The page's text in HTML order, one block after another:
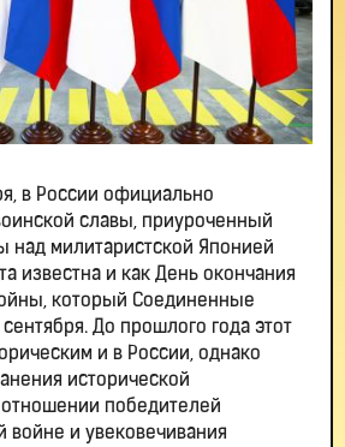
в России официально
славы, приуроченный
над милитаристской Японией
известна и как День окончания
который Соединенные
До прошлого года этот
и в России, однако
исторической
победителей
войне и увековечивания